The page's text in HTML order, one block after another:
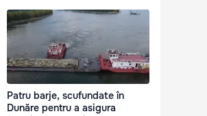
Patru barje, scufundate în
Dunăre pentru a asigura